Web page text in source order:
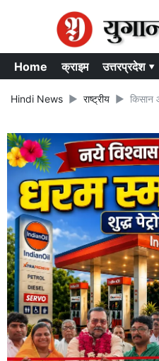
Home क्राइम उत्तरप्रदेश ▾
Hindi News राष्ट्रीय किसान